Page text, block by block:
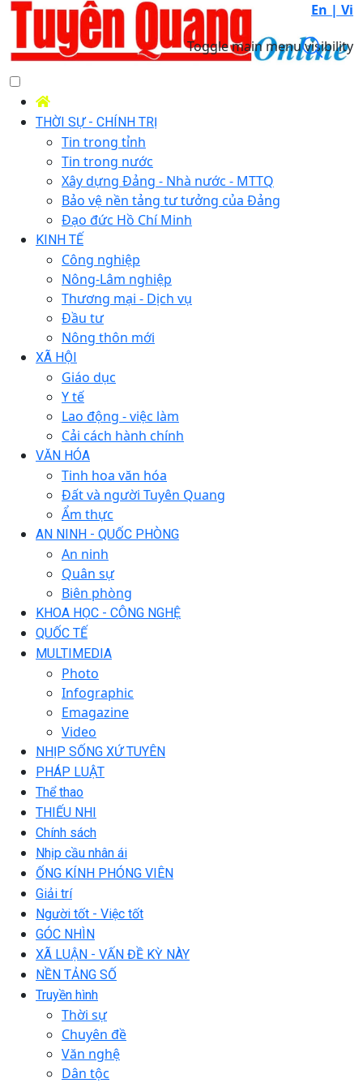
En | Vi
Toggle main menu visibility
THỜI SỰ - CHÍNH TRỊ
Tin trong tỉnh
Tin trong nước
Xây dựng Đảng - Nhà nước - MTTQ
Bảo vệ nền tảng tư tưởng của Đảng
Đạo đức Hồ Chí Minh
KINH TẾ
Công nghiệp
Nông-Lâm nghiệp
Thương mại - Dịch vụ
Đầu tư
Nông thôn mới
XÃ HỘI
Giáo dục
Y tế
Lao động - việc làm
Cải cách hành chính
VĂN HÓA
Tinh hoa văn hóa
Đất và người Tuyên Quang
Ẩm thực
AN NINH - QUỐC PHÒNG
An ninh
Quân sự
Biên phòng
KHOA HỌC - CÔNG NGHỆ
QUỐC TẾ
MULTIMEDIA
Photo
Infographic
Emagazine
Video
NHỊP SỐNG XỨ TUYÊN
PHÁP LUẬT
Thể thao
THIẾU NHI
Chính sách
Nhịp cầu nhân ái
ỐNG KÍNH PHÓNG VIÊN
Giải trí
Người tốt - Việc tốt
GÓC NHÌN
XÃ LUẬN - VẤN ĐỀ KỲ NÀY
NỀN TẢNG SỐ
Truyền hình
Thời sự
Chuyên đề
Văn nghệ
Dân tộc